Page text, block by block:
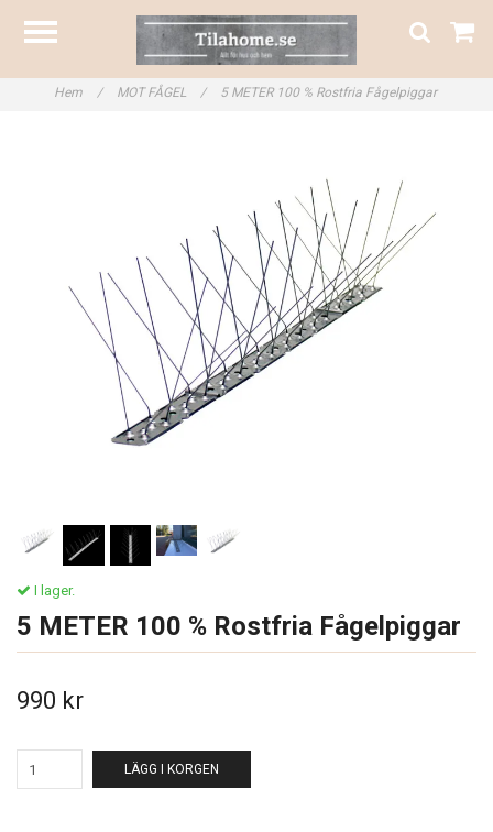
Hem / MOT FÅGEL / 5 METER 100 % Rostfria Fågelpiggar
I lager.
5 METER 100 % Rostfria Fågelpiggar
990 kr
LÄGG I KORGEN